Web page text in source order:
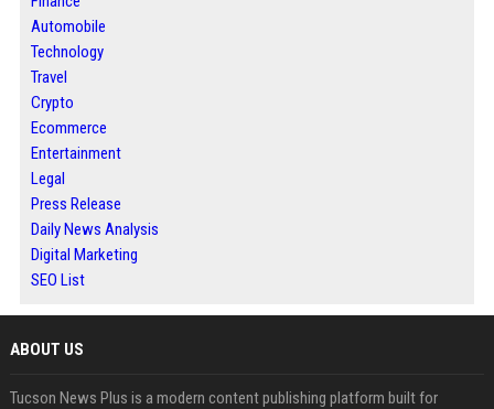
Automobile
Technology
Travel
Crypto
Ecommerce
Entertainment
Legal
Press Release
Daily News Analysis
Digital Marketing
SEO List
ABOUT US
Tucson News Plus is a modern content publishing platform built for